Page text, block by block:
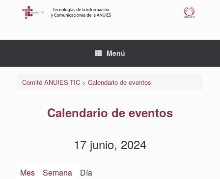
Menú
Comité ANUIES-TIC> Calendario de eventos
Calendario de eventos
17 junio, 2024
Mes Semana Día